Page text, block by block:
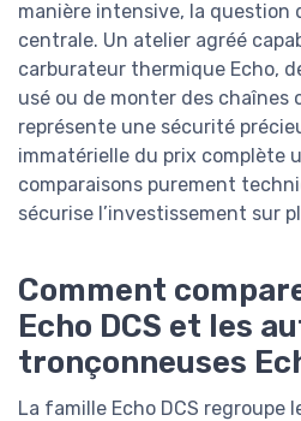
manière intensive, la question
centrale. Un atelier agréé
carburateur thermique Echo,
usé ou de monter des chaînes
représente une sécurité
immatérielle du prix complète
comparaisons purement
sécurise l’investissement sur
Comment
Echo DCS et les
tronçonneuses
La famille Echo DCS regroupe